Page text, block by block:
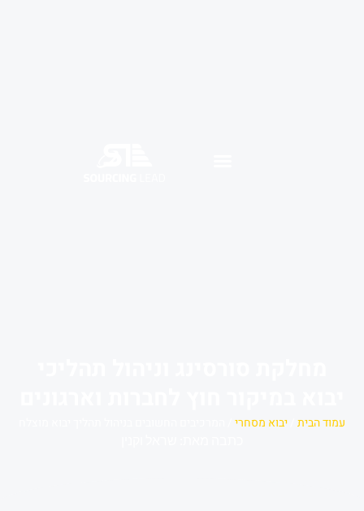
/יבוא מסחרי/ המרכיבים החשובים בניהול תהליך יבוא מוצלח